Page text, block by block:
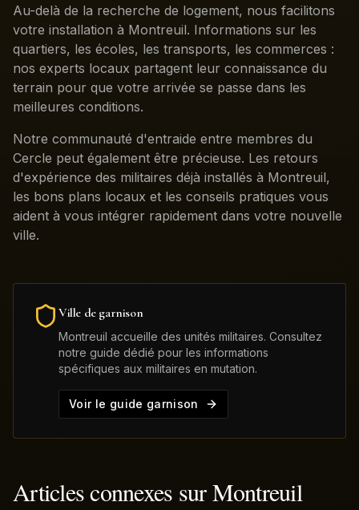
Au-delà de la recherche de logement, nous facilitons
votre installation à Montreuil. Informations sur les
quartiers, les écoles, les transports, les commerces :
nos experts locaux partagent leur connaissance du
terrain pour que votre arrivée se passe dans les
meilleures conditions.
Notre communauté d'entraide entre membres du
Cercle peut également être précieuse. Les retours
d'expérience des militaires déjà installés à Montreuil,
les bons plans locaux et les conseils pratiques vous
aident à vous intégrer rapidement dans votre nouvelle
ville.
Ville de garnison
Montreuil accueille des unités militaires. Consultez
notre guide dédié pour les informations
spécifiques aux militaires en mutation.
Voir le guide garnison
Articles connexes surMontreuil